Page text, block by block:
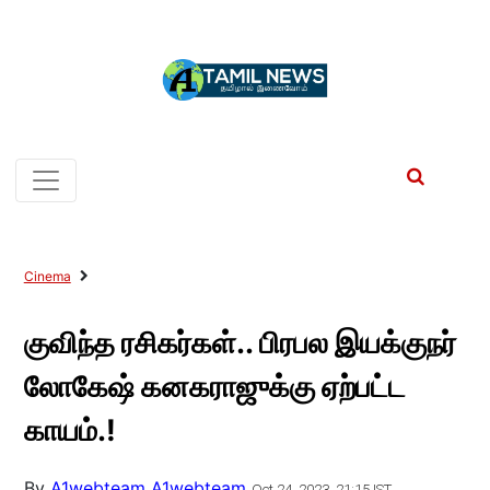
Cinema
குவிந்த ரசிகர்கள்.. பிரபல இயக்குநர்
லோகேஷ் கனகராஜுக்கு ஏற்பட்ட
காயம்.!